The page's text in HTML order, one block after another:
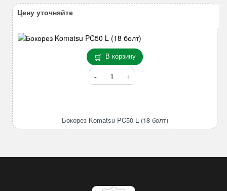
В корзину
Количество
товара
L
Бокорез Komatsu PC50 L (18 болт)
Цену уточняйте